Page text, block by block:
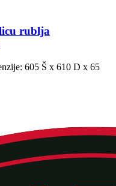
rublja
605 Š x 610 D x 65